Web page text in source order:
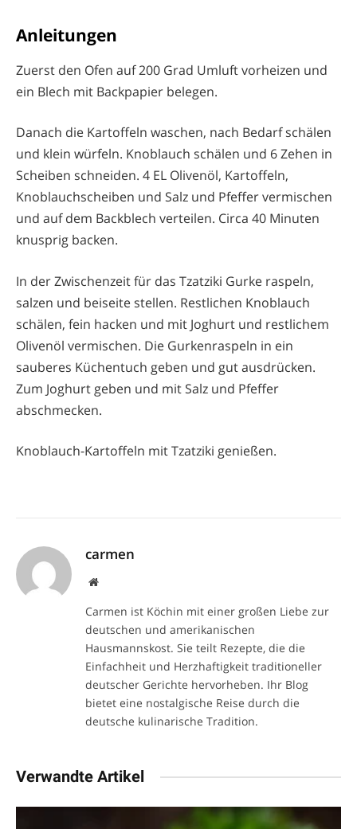
Anleitungen
Zuerst den Ofen auf 200 Grad Umluft vorheizen und
ein Blech mit Backpapier belegen.
Danach die Kartoffeln waschen, nach Bedarf schälen
und klein würfeln. Knoblauch schälen und 6 Zehen in
Scheiben schneiden. 4 EL Olivenöl, Kartoffeln,
Knoblauchscheiben und Salz und Pfeffer vermischen
und auf dem Backblech verteilen. Circa 40 Minuten
knusprig backen.
In der Zwischenzeit für das Tzatziki Gurke raspeln,
salzen und beiseite stellen. Restlichen Knoblauch
schälen, fein hacken und mit Joghurt und restlichem
Olivenöl vermischen. Die Gurkenraspeln in ein
sauberes Küchentuch geben und gut ausdrücken.
Zum Joghurt geben und mit Salz und Pfeffer
abschmecken.
Knoblauch-Kartoffeln mit Tzatziki genießen.
carmen
Website
Carmen ist Köchin mit einer großen Liebe zur
deutschen und amerikanischen
Hausmannskost. Sie teilt Rezepte, die die
Einfachheit und Herzhaftigkeit traditioneller
deutscher Gerichte hervorheben. Ihr Blog
bietet eine nostalgische Reise durch die
deutsche kulinarische Tradition.
Verwandte Artikel